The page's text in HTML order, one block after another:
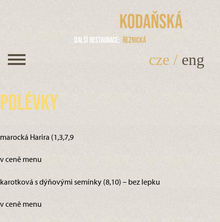
Kodaňská
Další restaurace Řeznická
cze / eng
Polévky
marocká Harira (1,3,7,9
v ceně menu
karotková s dýňovými semínky (8,10) – bez lepku
v ceně menu